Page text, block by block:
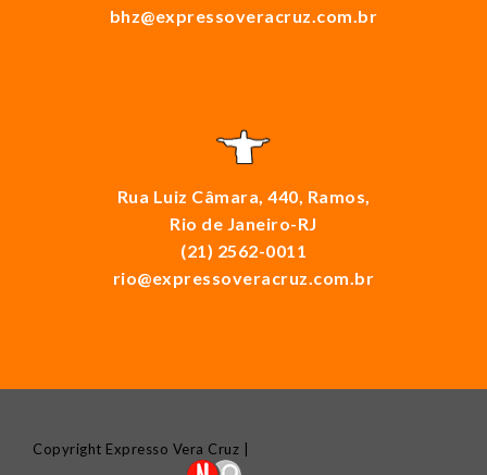
bhz@expressoveracruz.com.br
Rua Luiz Câmara, 440, Ramos,
Rio de Janeiro-RJ
(21) 2562-0011
rio@expressoveracruz.com.br
Copyright Expresso Vera Cruz |